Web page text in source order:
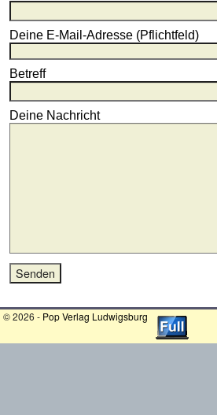
Deine E-Mail-Adresse (Pflichtfeld)
Betreff
Deine Nachricht
© 2026 - Pop Verlag Ludwigsburg